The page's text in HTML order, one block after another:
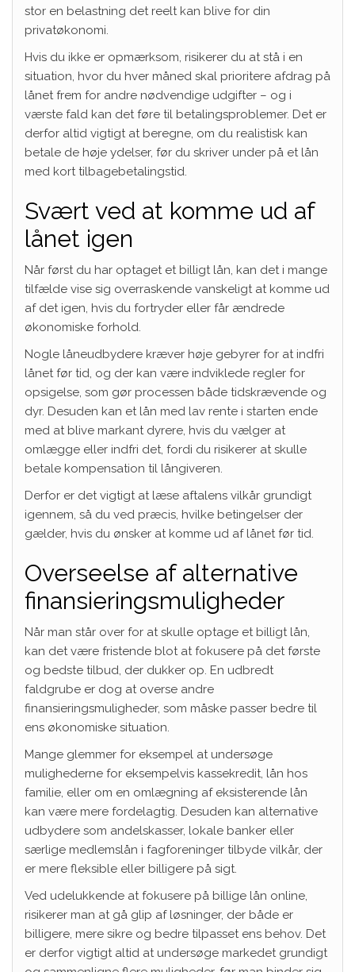
stor en belastning det reelt kan blive for din
privatøkonomi.
Hvis du ikke er opmærksom, risikerer du at stå i en
situation, hvor du hver måned skal prioritere afdrag på
lånet frem for andre nødvendige udgifter – og i
værste fald kan det føre til betalingsproblemer. Det er
derfor altid vigtigt at beregne, om du realistisk kan
betale de høje ydelser, før du skriver under på et lån
med kort tilbagebetalingstid.
Svært ved at komme ud af
lånet igen
Når først du har optaget et billigt lån, kan det i mange
tilfælde vise sig overraskende vanskeligt at komme ud
af det igen, hvis du fortryder eller får ændrede
økonomiske forhold.
Nogle låneudbydere kræver høje gebyrer for at indfri
lånet før tid, og der kan være indviklede regler for
opsigelse, som gør processen både tidskrævende og
dyr. Desuden kan et lån med lav rente i starten ende
med at blive markant dyrere, hvis du vælger at
omlægge eller indfri det, fordi du risikerer at skulle
betale kompensation til långiveren.
Derfor er det vigtigt at læse aftalens vilkår grundigt
igennem, så du ved præcis, hvilke betingelser der
gælder, hvis du ønsker at komme ud af lånet før tid.
Overseelse af alternative
finansieringsmuligheder
Når man står over for at skulle optage et billigt lån,
kan det være fristende blot at fokusere på det første
og bedste tilbud, der dukker op. En udbredt
faldgrube er dog at overse andre
finansieringsmuligheder, som måske passer bedre til
ens økonomiske situation.
Mange glemmer for eksempel at undersøge
mulighederne for eksempelvis kassekredit, lån hos
familie, eller om en omlægning af eksisterende lån
kan være mere fordelagtig. Desuden kan alternative
udbydere som andelskasser, lokale banker eller
særlige medlemslån i fagforeninger tilbyde vilkår, der
er mere fleksible eller billigere på sigt.
Ved udelukkende at fokusere på billige lån online,
risikerer man at gå glip af løsninger, der både er
billigere, mere sikre og bedre tilpasset ens behov. Det
er derfor vigtigt altid at undersøge markedet grundigt